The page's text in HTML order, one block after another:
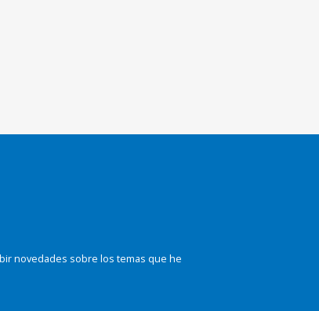
novedades sobre los temas que he